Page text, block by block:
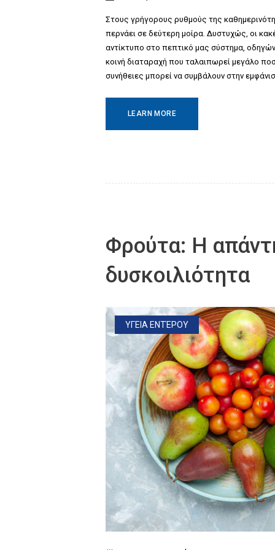
Στους γρήγορους ρυθμούς της
περνάει σε δεύτερη μοίρα. Δυστυχώς, οι
αντίκτυπο στο πεπτικό μας σύστημα,
κοινή διαταραχή που ταλαιπωρεί μεγάλο
συνήθειες μπορεί να συμβάλουν στην
LEARN MORE
Φρούτα: Η
δυσκοιλιότητα
ΥΓΕΙΑ ΕΝΤΈΡΟΥ